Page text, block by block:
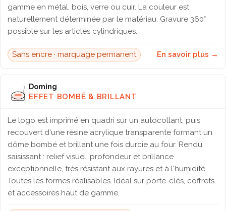
gamme en métal, bois, verre ou cuir. La couleur est
naturellement déterminée par le matériau. Gravure 360°
possible sur les articles cylindriques.
Sans encre · marquage permanent En savoir plus →
Doming
EFFET BOMBÉ & BRILLANT
Le logo est imprimé en quadri sur un autocollant, puis
recouvert d'une résine acrylique transparente formant un
dôme bombé et brillant une fois durcie au four. Rendu
saisissant : relief visuel, profondeur et brillance
exceptionnelle, très résistant aux rayures et à l'humidité.
Toutes les formes réalisables. Idéal sur porte-clés, coffrets
et accessoires haut de gamme.